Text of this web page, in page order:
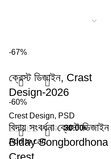
-67%
ক্রেস্ট ডিজাইন, Crast
Design-2026
Crest Design, PSD
90.00৳ 30.00৳
Add to cart
-60%
বিদায় সংবর্ধনা ক্রেস্ট ডিজাইন
Biday Songbordhona